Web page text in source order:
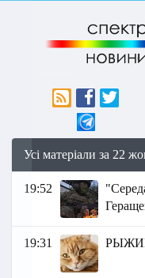
Усі матеріали за 22
19:52
19:31